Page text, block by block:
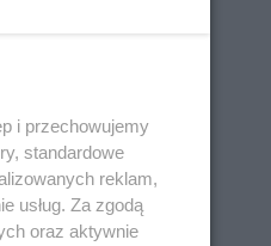
i przechowujemy
standardowe
reklam,
usług. Za zgodą
oraz aktywnie